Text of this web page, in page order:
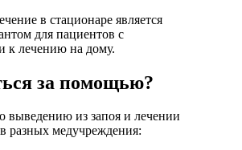
в стационаре является
для пациентов с
к лечению на дому.
за помощью?
выведению из запоя и лечении
разных медучреждения: